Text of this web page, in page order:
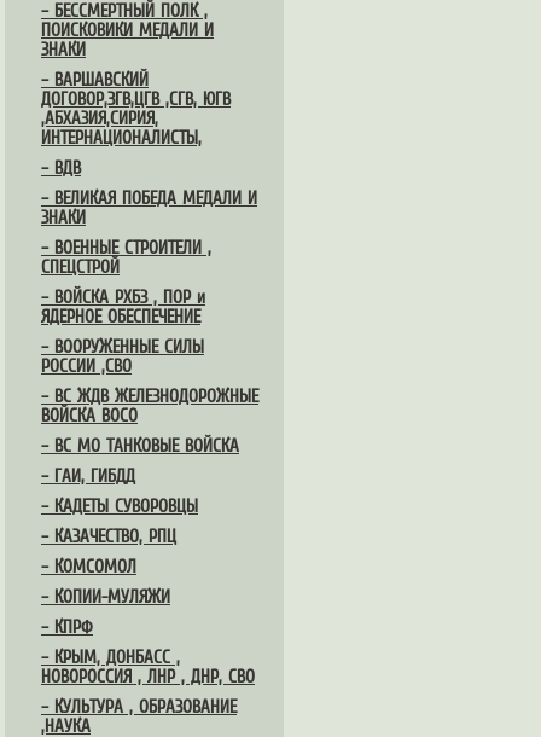
– БЕССМЕРТНЫЙ ПОЛК ,
ПОИСКОВИКИ МЕДАЛИ И
ЗНАКИ
– ВАРШАВСКИЙ
ДОГОВОР,ЗГВ,ЦГВ ,СГВ, ЮГВ
,АБХАЗИЯ,СИРИЯ,
ИНТЕРНАЦИОНАЛИСТЫ,
– ВДВ
– ВЕЛИКАЯ ПОБЕДА МЕДАЛИ И
ЗНАКИ
– ВОЕННЫЕ СТРОИТЕЛИ ,
СПЕЦСТРОЙ
– ВОЙСКА РХБЗ , ПОР и
ЯДЕРНОЕ ОБЕСПЕЧЕНИЕ
– ВООРУЖЕННЫЕ СИЛЫ
РОССИИ ,СВО
– ВС ЖДВ ЖЕЛЕЗНОДОРОЖНЫЕ
ВОЙСКА ВОСО
– ВС МО ТАНКОВЫЕ ВОЙСКА
– ГАИ, ГИБДД
– КАДЕТЫ СУВОРОВЦЫ
– КАЗАЧЕСТВО, РПЦ
– КОМСОМОЛ
– КОПИИ-МУЛЯЖИ
– КПРФ
– КРЫМ, ДОНБАСС ,
НОВОРОССИЯ , ЛНР , ДНР, СВО
– КУЛЬТУРА , ОБРАЗОВАНИЕ
,НАУКА